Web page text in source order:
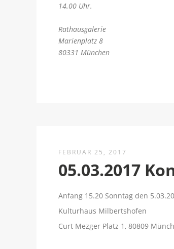
14.00 Uhr.
Rathausgalerie
Marienplatz 8
80331 München
FEBRUAR 25, 2017
05.03.2017
Anfang 15.20 Sonntag den
Kulturhaus Milbertshofen
Curt Mezger Platz 1, 80809